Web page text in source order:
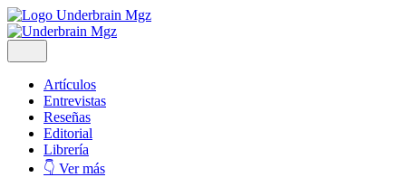
Artículos
Entrevistas
Reseñas
Editorial
Librería
👇 Ver más